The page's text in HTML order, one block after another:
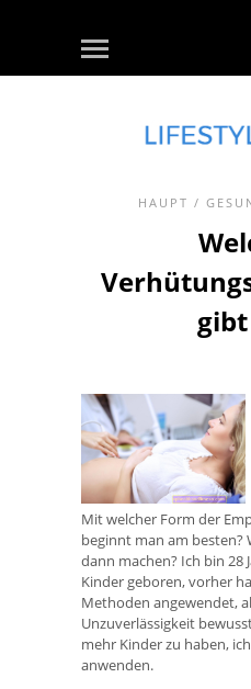
HAUPT /
gibt
Mit welcher Form der
beginnt man am besten?
dann machen? Ich bin 28
Kinder geboren, vorher
Methoden angewendet,
Unzuverlässigkeit
mehr Kinder zu haben,
anwenden.